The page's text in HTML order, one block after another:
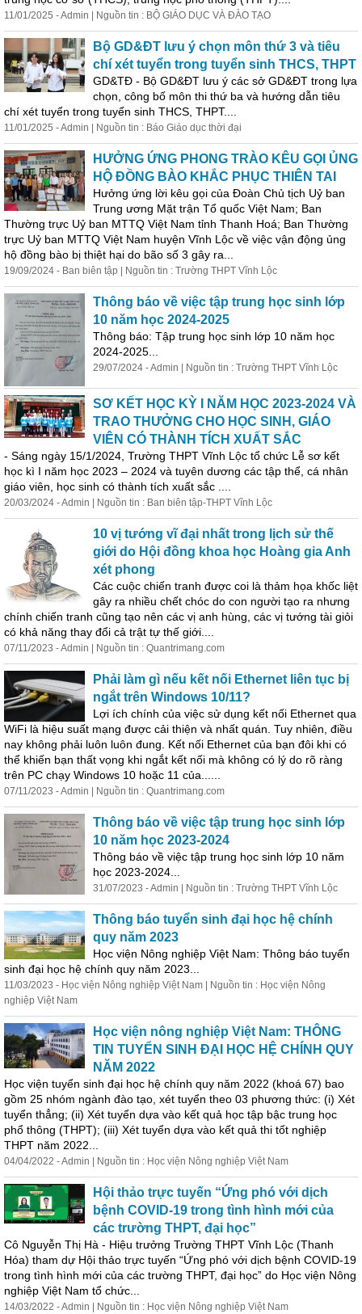
11/01/2025 - Admin | Nguồn tin : BỘ GIÁO DỤC VÀ ĐÀO TẠO
Bộ GD&ĐT lưu ý chọn môn thứ 3 và tiêu
chí xét tuyển trong tuyển sinh THCS, THPT
GD&TĐ - Bộ GD&ĐT lưu ý các sở GD&ĐT trong lựa
chọn, công bố môn thi thứ ba và hướng dẫn tiêu
chí xét tuyển trong tuyển sinh THCS, THPT....
11/01/2025 - Admin | Nguồn tin : Báo Giáo dục thời đại
HƯỞNG ỨNG PHONG TRÀO KÊU GỌI ỦNG
HỘ ĐỒNG BÀO KHẮC PHỤC THIÊN TAI
Hưởng ứng lời kêu gọi của Đoàn Chủ tịch Uỷ ban
Trung ương Mặt trận Tổ quốc Việt Nam; Ban
Thường trực Uỷ ban MTTQ Việt Nam tỉnh Thanh Hoá; Ban Thường
trực Uỷ ban MTTQ Việt Nam huyện Vĩnh Lộc về việc vận động ủng
hộ đồng bào bị thiệt hại do bão số 3 gây ra...
19/09/2024 - Ban biên tập | Nguồn tin : Trường THPT Vĩnh Lộc
Thông báo về việc tập trung học sinh lớp
10 năm học 2024-2025
Thông báo: Tập trung học sinh lớp 10 năm học
2024-2025...
29/07/2024 - Admin | Nguồn tin : Trường THPT Vĩnh Lộc
SƠ KẾT HỌC KỲ I NĂM HỌC 2023-2024 VÀ
TRAO THƯỞNG CHO HỌC SINH, GIÁO
VIÊN CÓ THÀNH TÍCH XUẤT SẮC
- Sáng ngày 15/1/2024, Trường THPT Vĩnh Lộc tổ chức Lễ sơ kết
học kì I năm học 2023 – 2024 và tuyên dương các tập thể, cá nhân
giáo viên, học sinh có thành tích xuất sắc ....
20/03/2024 - Admin | Nguồn tin : Ban biên tập-THPT Vĩnh Lộc
10 vị tướng vĩ đại nhất trong lịch sử thế
giới do Hội đồng khoa học Hoàng gia Anh
xét phong
Các cuộc chiến tranh được coi là thảm họa khốc liệt
gây ra nhiều chết chóc do con người tạo ra nhưng
chính chiến tranh cũng tạo nên các vị anh hùng, các vị tướng tài giỏi
có khả năng thay đổi cả trật tự thế giới....
07/11/2023 - Admin | Nguồn tin : Quantrimang.com
Phải làm gì nếu kết nối Ethernet liên tục bị
ngắt trên Windows 10/11?
Lợi ích chính của việc sử dụng kết nối Ethernet qua
WiFi là hiệu suất mạng được cải thiện và nhất quán. Tuy nhiên, điều
nay không phải luôn luôn đung. Kết nối Ethernet của bạn đôi khi có
thể khiến bạn thất vọng khi ngắt kết nối mà không có lý do rõ ràng
trên PC chạy Windows 10 hoặc 11 của......
07/11/2023 - Admin | Nguồn tin : Quantrimang.com
Thông báo về việc tập trung học sinh lớp
10 năm học 2023-2024
Thông báo về việc tập trung học sinh lớp 10 năm
học 2023-2024...
31/07/2023 - Admin | Nguồn tin : Trường THPT Vĩnh Lộc
Thông báo tuyển sinh đại học hệ chính
quy năm 2023
Học viện Nông nghiệp Việt Nam: Thông báo tuyển
sinh đại học hệ chính quy năm 2023...
11/03/2023 - Học viện Nông nghiệp Việt Nam | Nguồn tin : Học viện Nông
nghiệp Việt Nam
Học viện nông nghiệp Việt Nam: THÔNG
TIN TUYỂN SINH ĐẠI HỌC HỆ CHÍNH QUY
NĂM 2022
Học viện tuyển sinh đại học hệ chính quy năm 2022 (khoá 67) bao
gồm 25 nhóm ngành đào tạo, xét tuyển theo 03 phương thức: (i) Xét
tuyển thẳng; (ii) Xét tuyển dựa vào kết quả học tập bậc trung học
phổ thông (THPT); (iii) Xét tuyển dựa vào kết quả thi tốt nghiệp
THPT năm 2022...
04/04/2022 - Admin | Nguồn tin : Học viện Nông nghiệp Việt Nam
Hội thảo trực tuyến “Ứng phó với dịch
bệnh COVID-19 trong tình hình mới của
các trường THPT, đại học”
Cô Nguyễn Thị Hà - Hiệu trưởng Trường THPT Vĩnh Lộc (Thanh
Hóa) tham dự Hội thảo trực tuyến “Ứng phó với dịch bệnh COVID-19
trong tình hình mới của các trường THPT, đại học” do Học viện Nông
nghiệp Việt Nam tổ chức...
14/03/2022 - Admin | Nguồn tin : Học viện Nông nghiệp Việt Nam